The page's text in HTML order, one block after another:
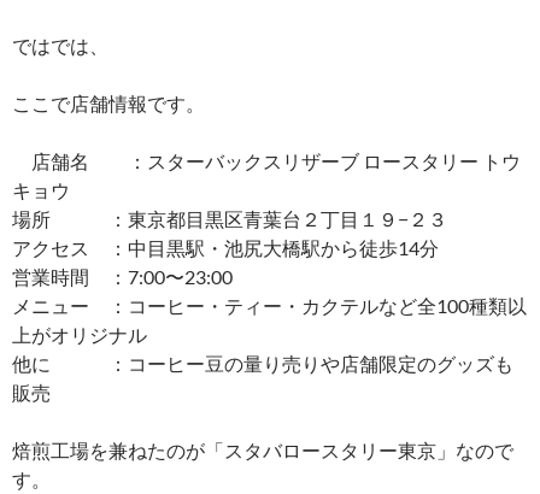
ではでは、
ここで店舗情報です。
店舗名 ：スターバックスリザーブ ロースタリー トウ
キョウ
場所 ：東京都目黒区青葉台２丁目１９−２３
アクセス ：中目黒駅・池尻大橋駅から徒歩14分
営業時間 ：7:00〜23:00
メニュー ：コーヒー・ティー・カクテルなど全100種類以
上がオリジナル
他に ：コーヒー豆の量り売りや店舗限定のグッズも
販売
焙煎工場を兼ねたのが「スタバロースタリー東京」なので
す。